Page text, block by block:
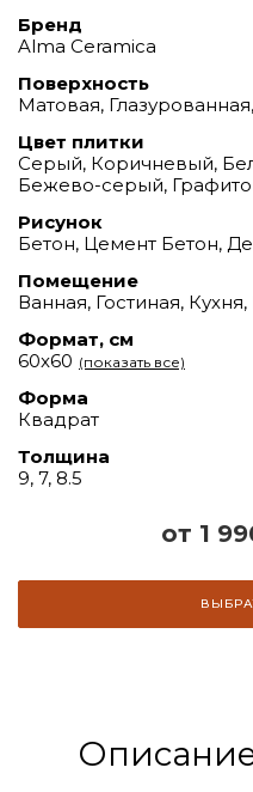
от 1
Бренд
Alma Ceramica
Поверхность
Матовая,
Цвет плитки
Серый, Коричневый,
Бежево-серый,
Рисунок
Бетон, Цемент Бетон,
Помещение
Ванная, Гостиная,
Формат, см
60x60 (показать все)
Форма
Квадрат
Толщина
9, 7, 8.5